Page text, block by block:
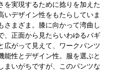
を実現するために捻りを加えた
いデザイン性をもたらしていま
さまざま。膝に向かって湾曲し
、正面から見たらいわゆるバギ
広がって見えて、ワークパンツ
能性とデザイン性。服を選ぶと
まいがちですが、このパンツな